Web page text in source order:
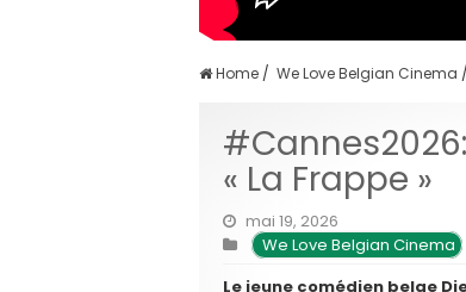
Home / We Love Belgian Cinema /
« La Frappe »
mai 19, 2026
We Love Belgian Cinema
Le jeune comédien belge